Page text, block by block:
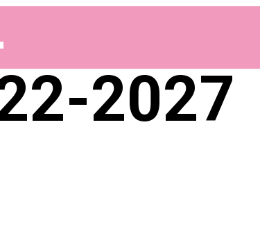
2027